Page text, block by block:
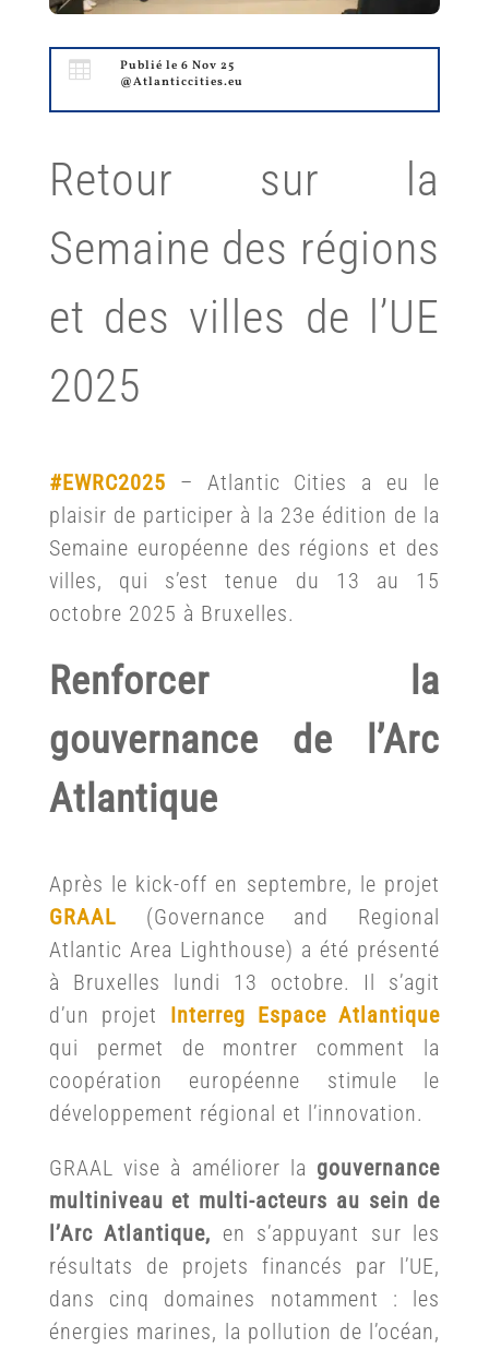

Publié le 6 Nov 25
@Atlanticcities.eu
Retour sur la
Semaine des régions
et des villes de l’UE
2025
#EWRC2025 – Atlantic Cities a eu le
plaisir de participer à la 23e édition de la
Semaine européenne des régions et des
villes, qui s’est tenue du 13 au 15
octobre 2025 à Bruxelles.
Renforcer la
gouvernance de l’Arc
Atlantique
Après le kick-off en septembre, le projet
GRAAL (Governance and Regional
Atlantic Area Lighthouse) a été présenté
à Bruxelles lundi 13 octobre. Il s’agit
d’un projet Interreg Espace Atlantique
qui permet de montrer comment la
coopération européenne stimule le
développement régional et l’innovation.
GRAAL vise à améliorer la gouvernance
multiniveau et multi-acteurs au sein de
l’Arc Atlantique, en s’appuyant sur les
résultats de projets financés par l’UE,
dans cinq domaines notamment : les
énergies marines, la pollution de l’océan,